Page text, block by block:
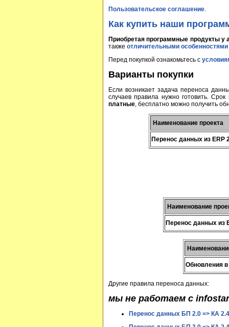
Пользовательское соглашение.
Как купить наши
Приобретая программные продукты
также отличительными
Перед покупкой ознакомьтесь с
Варианты покупки
Если возникает задача переноса
случаев правила нужно готовить.
платные, бесплатно можно получить
Наименование проекта
Перенос данных из ERP
Наименование
Перенос данных из
Обновления в
Другие правила переноса данных:
мы не работаем с
Перенос данных БП 2.0 => КА